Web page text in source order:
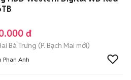
đ
Bà Trưng (P. Bạch Mai mới)
Phan Anh